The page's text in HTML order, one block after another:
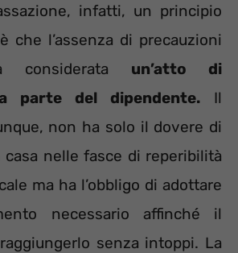
infatti, un principio
che l’assenza di precauzioni
considerata un’atto di
parte del dipendente. Il
non ha solo il dovere di
nelle fasce di reperibilità
ma ha l’obbligo di adottare
necessario affinché il
senza intoppi. La